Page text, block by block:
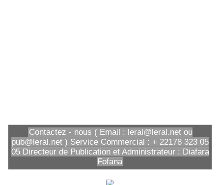
Contactez - nous ( Email : leral@leral.net ou
pub@leral.net ) Service Commercial : + 22178 323 05
05 Directeur de Publication et Administrateur : Diafara
Fofana